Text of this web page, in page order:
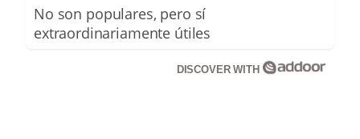
No son populares, pero sí
extraordinariamente útiles
DISCOVER WITH